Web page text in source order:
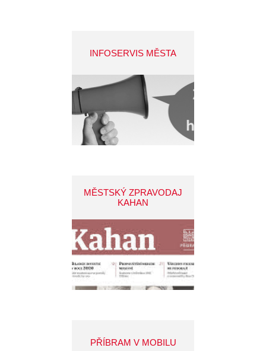
INFOSERVIS MĚSTA
MĚSTSKÝ ZPRAVODAJ
KAHAN
PŘÍBRAM V MOBILU